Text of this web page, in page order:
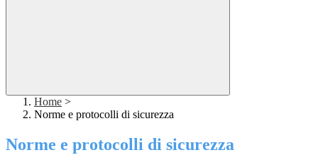
Home >
Norme e protocolli di sicurezza
Norme e protocolli di sicurezza